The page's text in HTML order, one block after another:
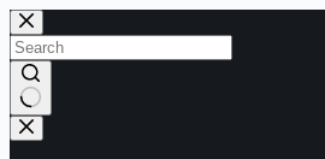
Skip
to
content
No
results